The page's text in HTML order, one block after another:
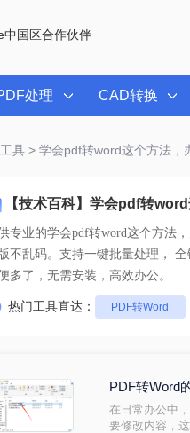
中国区合作伙伴
处理 CAD转换
具> 学会pdf转word这个方法，
【技术百科】学会pdf转
专业的学会pdf转word这个方法
排
多了 ，无需安装，高效办公。
热门工具直达： PDF转Word
PDF转Word
在日常办公中
要修改内容，